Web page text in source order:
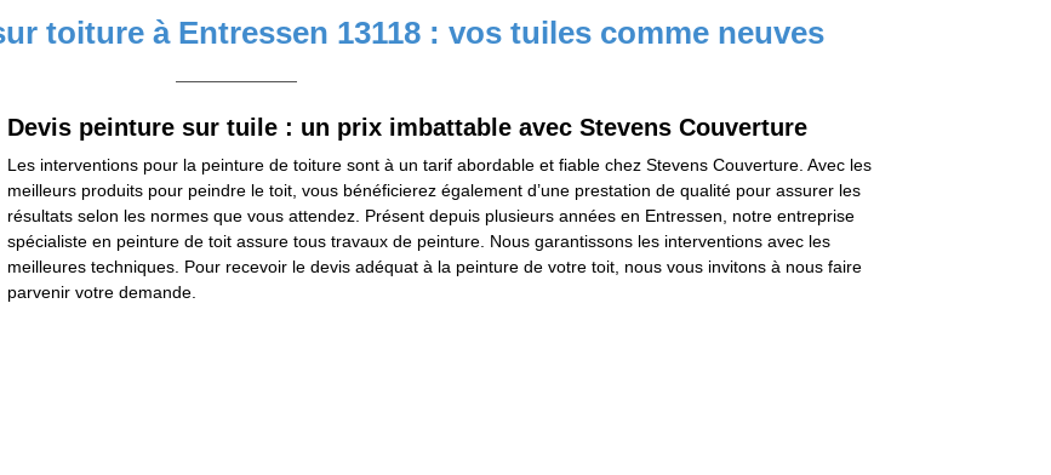
toiture à Entressen 13118 : vos tuiles comme neuves
Devis peinture sur tuile : un prix imbattable avec Stevens Couverture
Les interventions pour la peinture de toiture sont à un tarif abordable et fiable chez Stevens Couverture. Avec les
meilleurs produits pour peindre le toit, vous bénéficierez également d’une prestation de qualité pour assurer les
résultats selon les normes que vous attendez. Présent depuis plusieurs années en Entressen, notre entreprise
spécialiste en peinture de toit assure tous travaux de peinture. Nous garantissons les interventions avec les
meilleures techniques. Pour recevoir le devis adéquat à la peinture de votre toit, nous vous invitons à nous faire
parvenir votre demande.